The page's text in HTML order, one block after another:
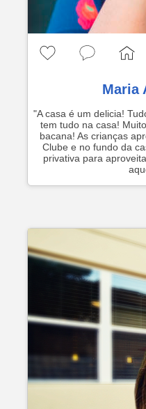
Maria
"A casa é um delicia!
tem tudo na casa!
bacana! As crianças
Clube e no fundo da
privativa para